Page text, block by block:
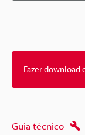
Fazer download
Guia técnico